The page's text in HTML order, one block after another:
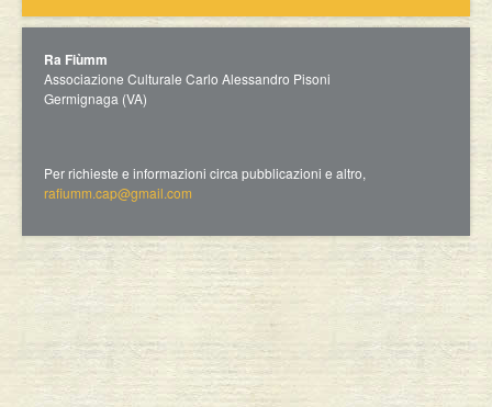
Ra Fiùmm
Associazione Culturale Carlo Alessandro Pisoni
Germignaga (VA)
Per richieste e informazioni circa pubblicazioni e altro,
rafiumm.cap@gmail.com